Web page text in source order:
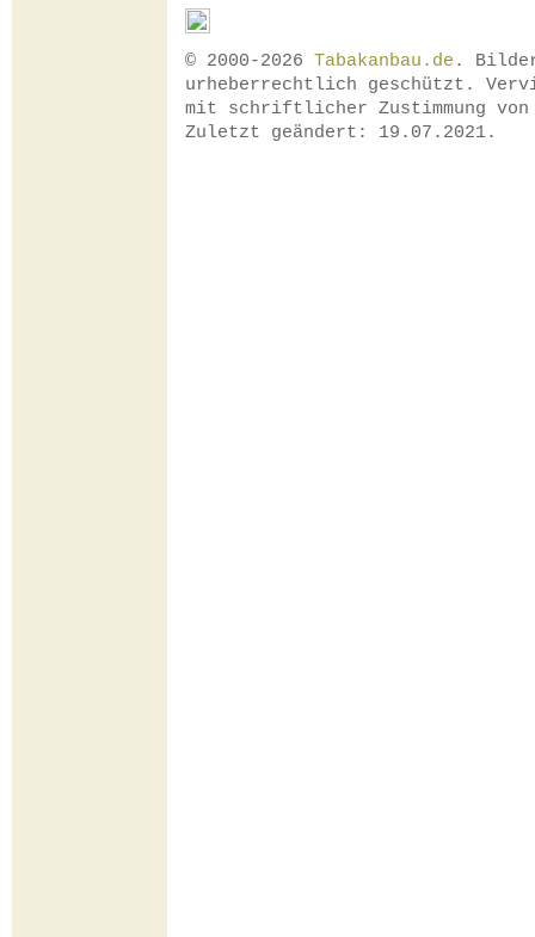
© 2000-2026 Tabakanbau.de .
urheberrechtlich geschützt.
mit schriftlicher Zustimmung
Zuletzt geändert: 19.07.2021.